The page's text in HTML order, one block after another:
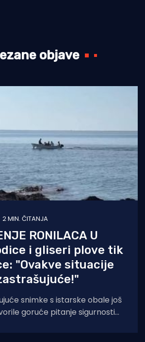
objave
2 MIN. ČITANJA
RONILACA U
i gliseri plove tik
"Ovakve situacije
snimke s istarske obale još
goruće pitanje sigurnosti